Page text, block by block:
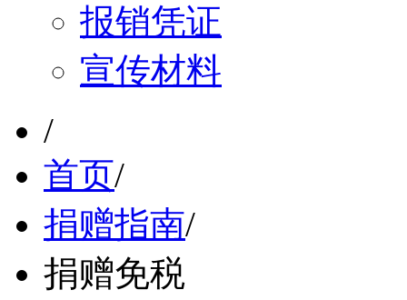
报销凭证
宣传材料
/
首页/
捐赠指南/
捐赠免税